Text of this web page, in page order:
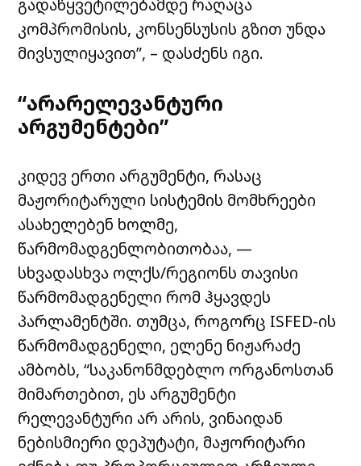
კომპრომისის, კონსენსუსის გზით უნდა
მივსულიყავით”, – დასძენს იგი.
“არარელევანტური
არგუმენტები”
კიდევ ერთი არგუმენტი, რასაც
მაჟორიტარული სისტემის მომხრეები
ასახელებენ ხოლმე,
წარმომადგენლობითობაა, —
სხვადასხვა ოლქს/რეგიონს თავისი
წარმომადგენელი რომ ჰყავდეს
პარლამენტში. თუმცა, როგორც ISFED-ის
წარმომადგენელი, ელენე ნიჟარაძე
ამბობს, “საკანონმდებლო ორგანოსთან
მიმართებით, ეს არგუმენტი
რელევანტური არ არის, ვინაიდან
ნებისმიერი დეპუტატი, მაჟორიტარი